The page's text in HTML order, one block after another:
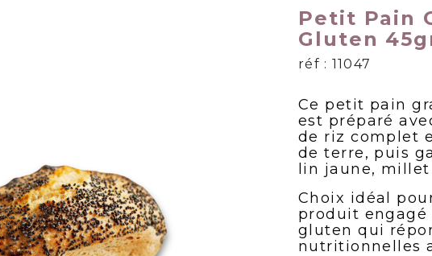
Petit Pain
Gluten
réf : 11047
Ce petit pain
est préparé
de riz complet
de terre, puis
lin jaune,
Choix idéal
produit
gluten qui
nutritionnelles